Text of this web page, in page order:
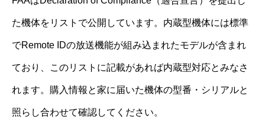
た機体をリストで公開しています。内蔵型機体には標準
でRemote IDの放送機能が組み込まれたモデルが含まれ
ており、このリストに記載があれば内蔵型対応とみなさ
れます。購入情報と家に届いた機体の型番・シリアルと
照らし合わせて確認してください。